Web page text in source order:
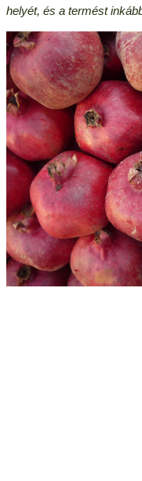
helyét, és a termést